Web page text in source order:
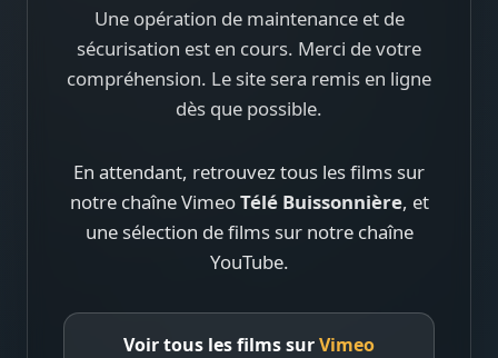
Une opération de maintenance et de
sécurisation est en cours. Merci de votre
compréhension. Le site sera remis en ligne
dès que possible.
En attendant, retrouvez tous les films sur
notre chaîne VimeoTélé Buissonnière, et
une sélection de films sur notre chaîne
YouTube.
Voir tous les films surVimeo